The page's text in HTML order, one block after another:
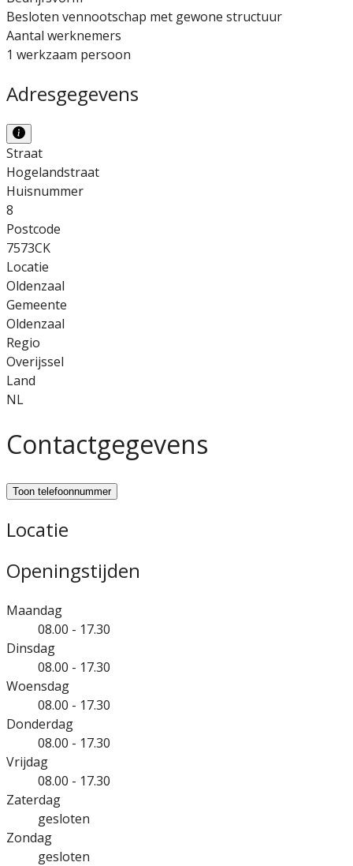
Besloten vennootschap met gewone structuur
Aantal werknemers
1 werkzaam persoon
Adresgegevens
Straat
Hogelandstraat
Huisnummer
8
Postcode
7573CK
Locatie
Oldenzaal
Gemeente
Oldenzaal
Regio
Overijssel
Land
NL
Contactgegevens
Toon telefoonnummer
Locatie
Openingstijden
Maandag
08.00 - 17.30
Dinsdag
08.00 - 17.30
Woensdag
08.00 - 17.30
Donderdag
08.00 - 17.30
Vrijdag
08.00 - 17.30
Zaterdag
gesloten
Zondag
gesloten